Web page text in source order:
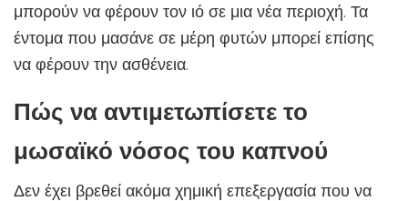
μπορούν να φέρουν τον ιό σε μια νέα περιοχή. Τα
έντομα που μασάνε σε μέρη φυτών μπορεί επίσης
να φέρουν την ασθένεια.
Πώς να αντιμετωπίσετε το
μωσαϊκό νόσος του καπνού
Δεν έχει βρεθεί ακόμα χημική επεξεργασία που να